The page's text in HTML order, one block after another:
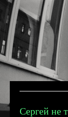
Сергей не